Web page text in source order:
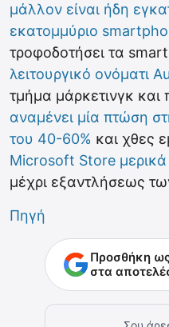
μάλλον είναι ήδη
εκατομμύριο
τροφοδοτήσει τα
λειτουργικό ονόματι
τμήμα μάρκετινγκ και
αναμένει μία πτώση
του 40-60% και χθες
Microsoft Store μερικά
μέχρι εξαντλήσεως
Πηγή
Προσθήκη
στα